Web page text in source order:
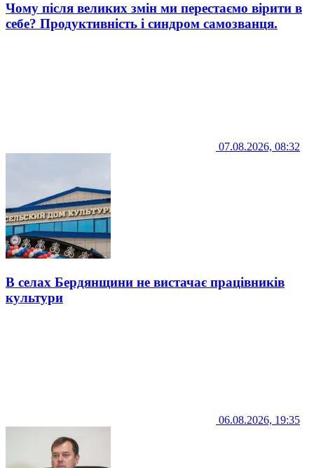
Чому після великих змін ми перестаємо вірити в
себе? Продуктивність і синдром самозванця.
07.08.2026, 08:32
В селах Бердянщини не вистачає працівників
культури
06.08.2026, 19:35